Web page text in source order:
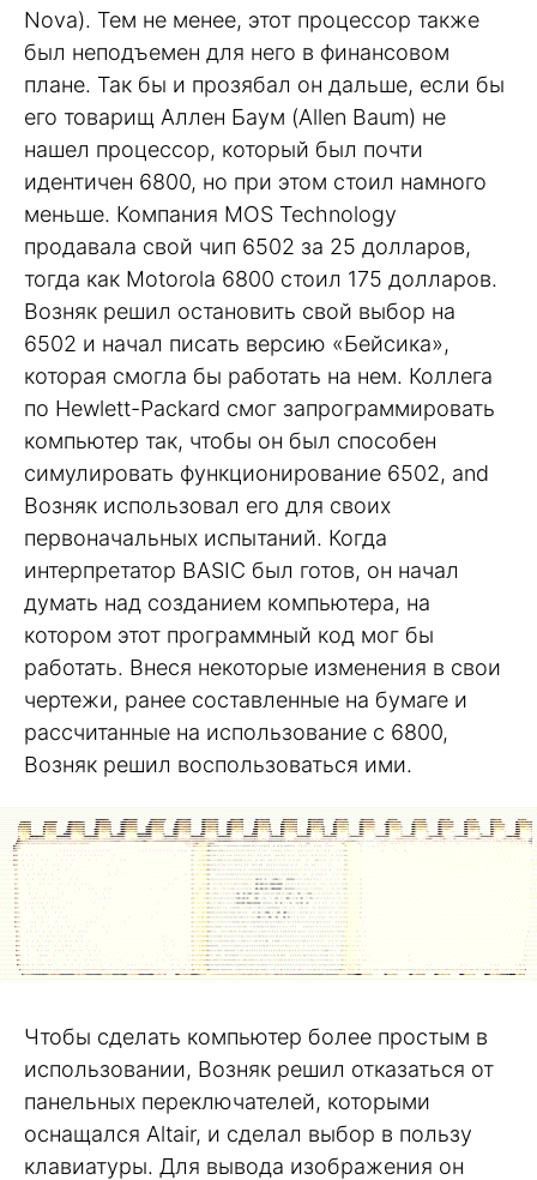
Nova). Тем не менее, этот процессор также
был неподъемен для него в финансовом
плане. Так бы и прозябал он дальше, если бы
его товарищ Аллен Баум (Allen Baum) не
нашел процессор, который был почти
идентичен 6800, но при этом стоил намного
меньше. Компания MOS Technology
продавала свой чип 6502 за 25 долларов,
тогда как Motorola 6800 стоил 175 долларов.
Возняк решил остановить свой выбор на
6502 и начал писать версию «Бейсика»,
которая смогла бы работать на нем. Коллега
по Hewlett-Packard смог запрограммировать
компьютер так, чтобы он был способен
симулировать функционирование 6502, and
Возняк использовал его для своих
первоначальных испытаний. Когда
интерпретатор BASIC был готов, он начал
думать над созданием компьютера, на
котором этот программный код мог бы
работать. Внеся некоторые изменения в свои
чертежи, ранее составленные на бумаге и
рассчитанные на использование с 6800,
Возняк решил воспользоваться ими.
Чтобы сделать компьютер более простым в
использовании, Возняк решил отказаться от
панельных переключателей, которыми
оснащался Altair, и сделал выбор в пользу
клавиатуры. Для вывода изображения он